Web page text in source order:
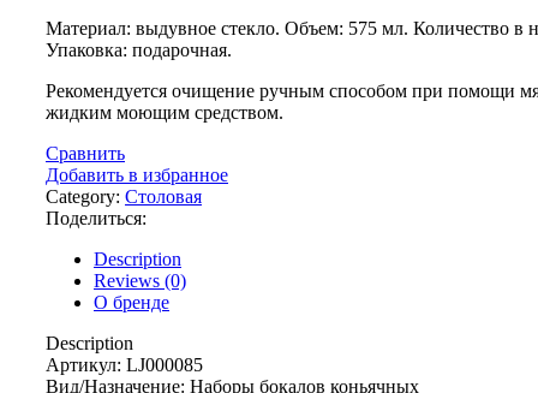
Материал: выдувное стекло. Объем: 575 мл. Количество в
Упаковка: подарочная.
Рекомендуется очищение ручным способом при помощи
жидким моющим средством.
Сравнить
Добавить в избранное
Category: Столовая
Поделиться:
Description
Reviews (0)
О бренде
Description
Артикул: LJ000085
Вид/Назначение: Наборы бокалов коньячных